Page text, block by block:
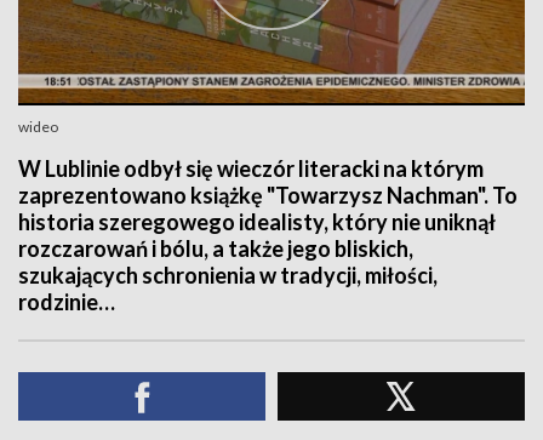
wideo
W Lublinie odbył się wieczór literacki na którym
zaprezentowano książkę "Towarzysz Nachman". To
historia szeregowego idealisty, który nie uniknął
rozczarowań i bólu, a także jego bliskich,
szukających schronienia w tradycji, miłości,
rodzinie…